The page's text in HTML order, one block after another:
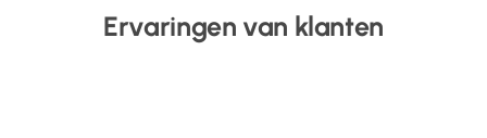
Ervaringen van klanten